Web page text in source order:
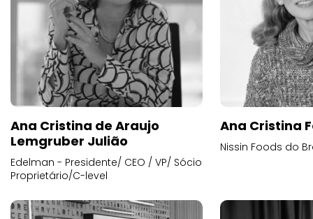
Ana Cristina de Araujo
Lemgruber Julião
Edelman - Presidente/ CEO / VP/ Sócio
Proprietário/C-level
Ana Cristina
Nissin Foods do